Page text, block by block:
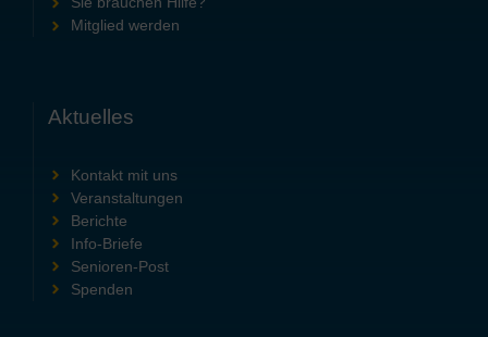
Mitglied werden
Aktuelles
Kontakt mit uns
Veranstaltungen
Berichte
Info-Briefe
Senioren-Post
Spenden